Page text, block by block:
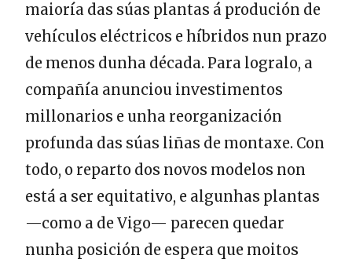
maioría das súas plantas á produción de
vehículos eléctricos e híbridos nun prazo
de menos dunha década. Para logralo, a
compañía anunciou investimentos
millonarios e unha reorganización
profunda das súas liñas de montaxe. Con
todo, o reparto dos novos modelos non
está a ser equitativo, e algunhas plantas
—como a de Vigo— parecen quedar
nunha posición de espera que moitos